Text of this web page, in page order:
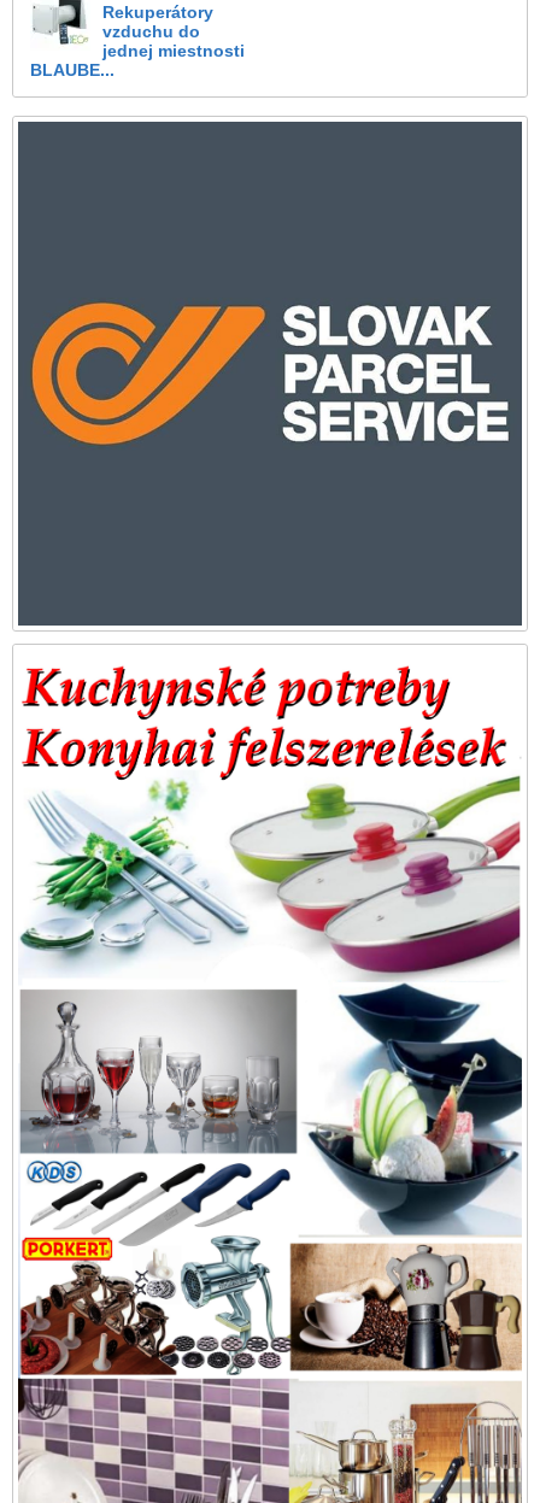
Rekuperátory
vzduchu do
jednej miestnosti
BLAUBE...